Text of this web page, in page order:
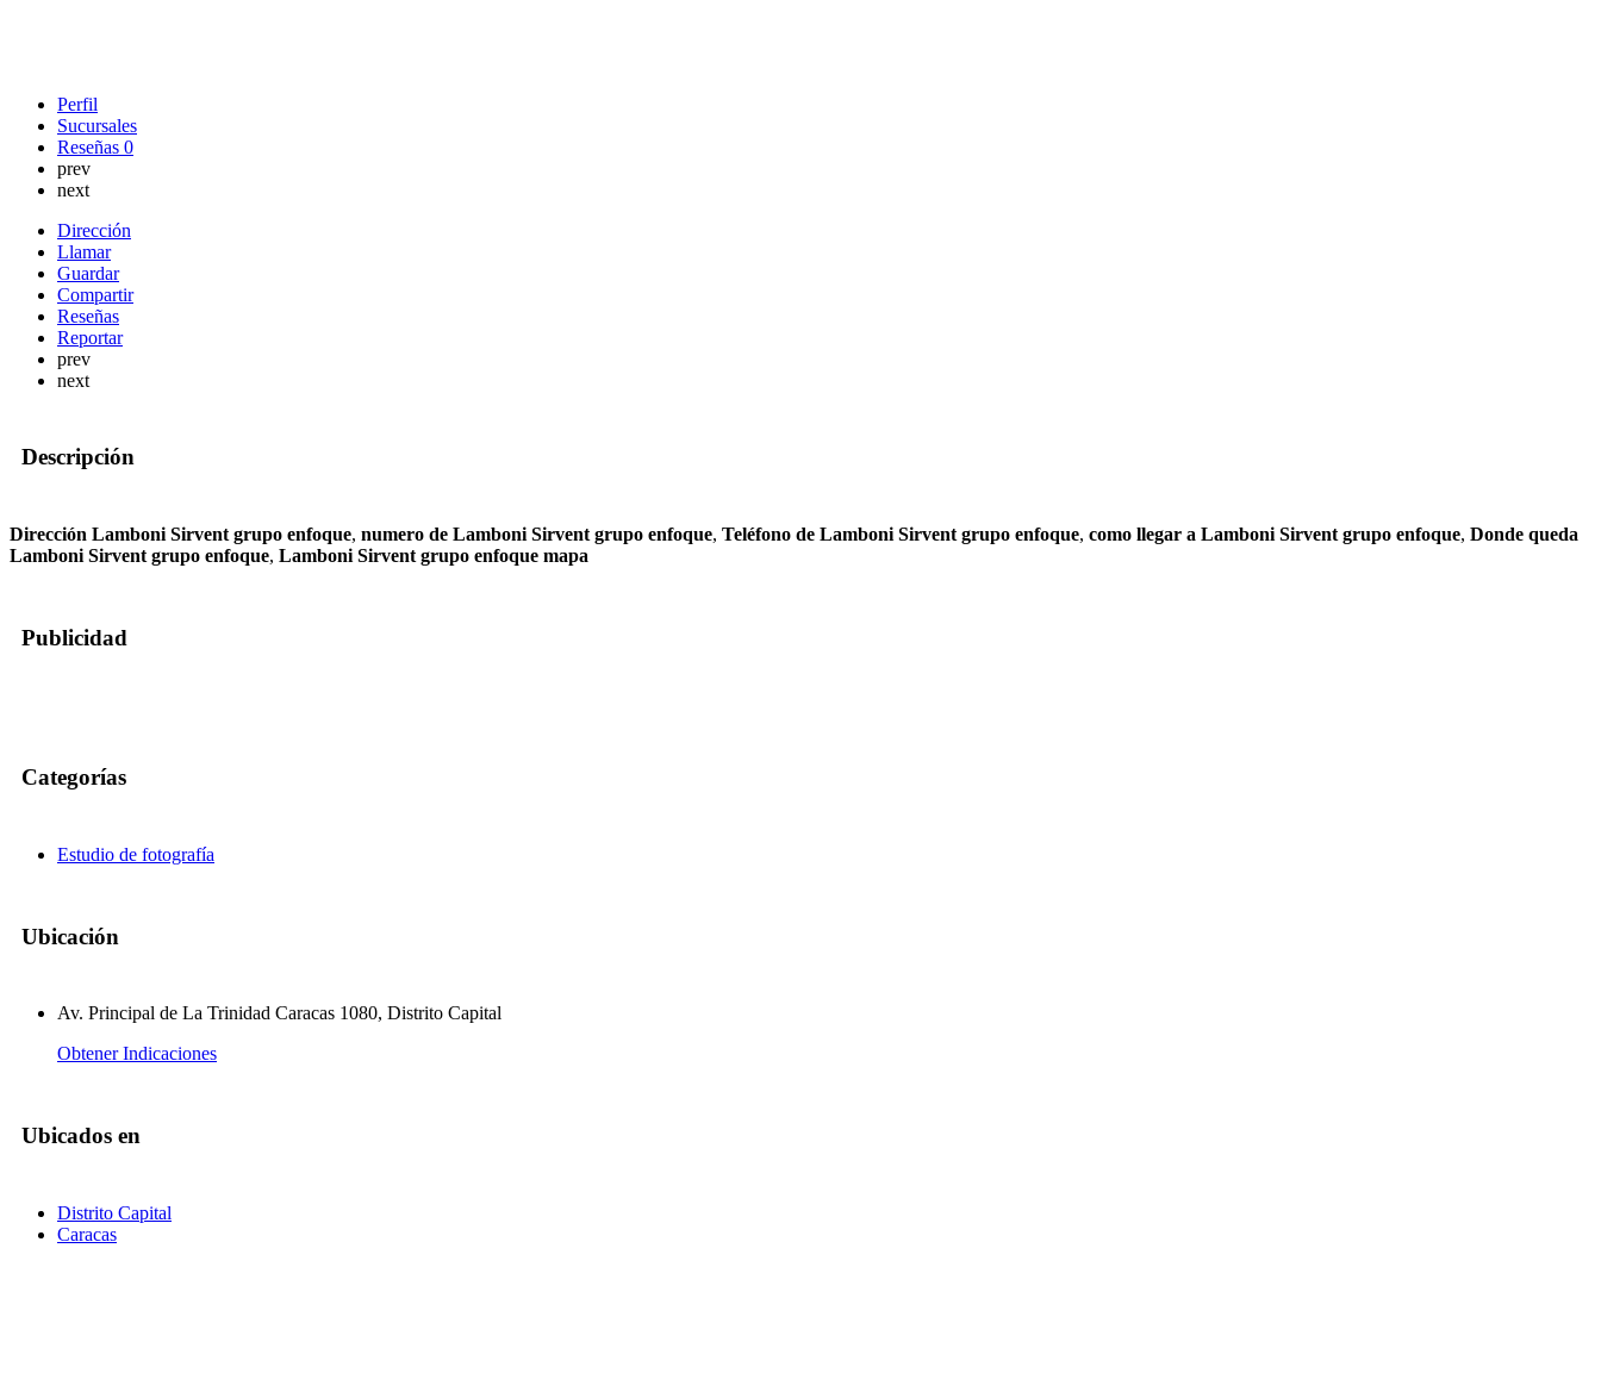
Perfil
Sucursales
Reseñas 0
prev
next
Dirección
Llamar
Guardar
Compartir
Reseñas
Reportar
prev
next
Descripción
Dirección Lamboni Sirvent grupo enfoque, numero de Lamboni Sirvent grupo enfoque, Teléfono de Lamboni Sirvent grupo enfoque, como llegar a Lamboni Sirvent grupo enfoque, Donde queda
Lamboni Sirvent grupo enfoque, Lamboni Sirvent grupo enfoque mapa
Publicidad
Categorías
Estudio de fotografía
Ubicación
Av. Principal de La Trinidad Caracas 1080, Distrito Capital
Obtener Indicaciones
Ubicados en
Distrito Capital
Caracas